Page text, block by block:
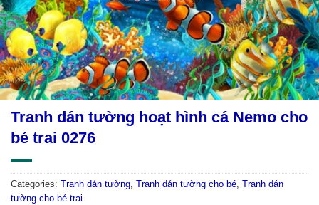
Tranh dán tường hoạt hình cá Nemo cho
bé trai 0276
Categories: Tranh dán tường, Tranh dán tường cho bé, Tranh dán
tường cho bé trai